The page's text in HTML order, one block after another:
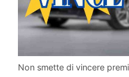
Non smette di vincere